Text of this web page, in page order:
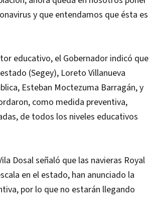
y que entendamos que ésta es
educativo, el Gobernador indicó que
(Segey), Loreto Villanueva
Esteban Moctezuma Barragán, y
como medida preventiva,
de todos los niveles educativos
Dosal señaló que las navieras Royal
en el estado, han anunciado la
por lo que no estarán llegando